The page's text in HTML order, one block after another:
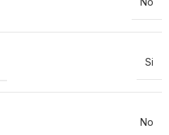
Si
No